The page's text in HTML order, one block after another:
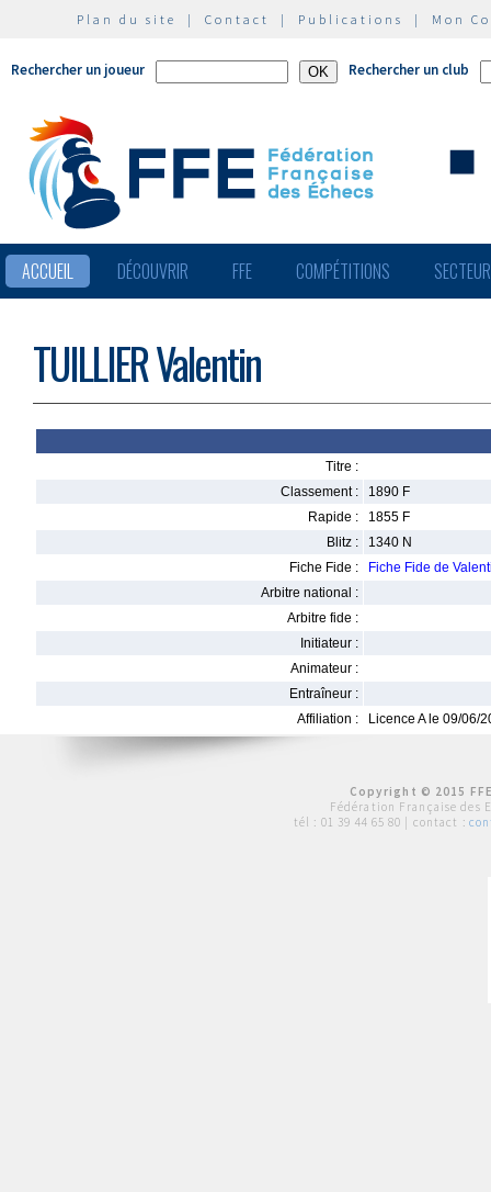
Plan du site | Contact | Publications | Mon
Rechercher un joueur Rechercher un club
ACCUEIL DÉCOUVRIR FFE COMPÉTITIONS
TUILLIER Valentin
Titre :
Classement :
1890 F
Rapide :
1855 F
Blitz :
1340 N
Fiche Fide :
Fiche Fide de
Arbitre national :
Arbitre fide :
Initiateur :
Animateur :
Entraîneur :
Affiliation :
Licence A le 09/06/
Copyright © 2015
Fédération Française des
tél : 01 39 44 65 80 | contact :